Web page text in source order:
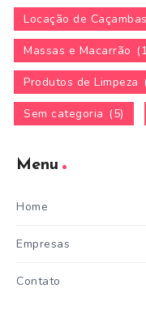
Locação de
Massas e Macarrão
Produtos de Limpeza
Sem categoria (5)
Menu
Home
Empresas
Contato